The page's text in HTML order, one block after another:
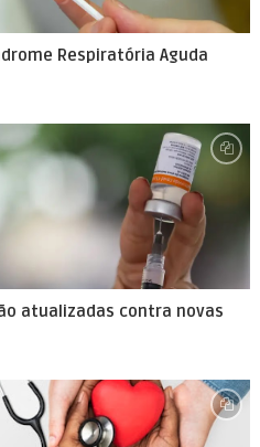
Respiratória Aguda
atualizadas contra novas